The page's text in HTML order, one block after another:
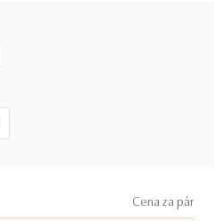
Cena za pár